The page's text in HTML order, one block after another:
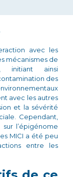
avec les
mécanismes de
initiant ainsi
des
avec les autres
et la sévérité
Cependant,
l’épigénome
MICI a été peu
entre les